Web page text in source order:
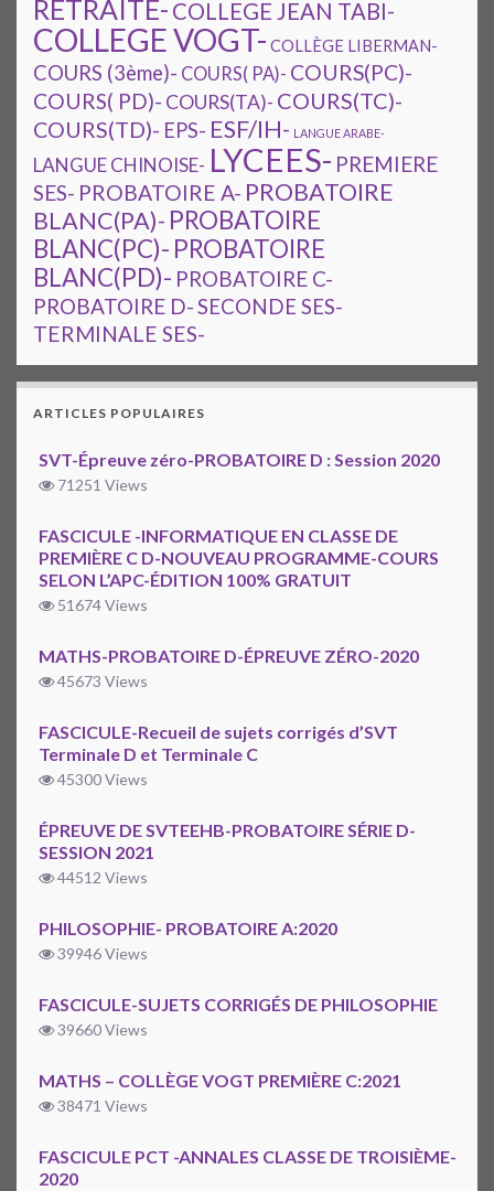
RETRAITE- COLLEGE JEAN TABI-
COLLEGE VOGT- COLLÈGE LIBERMAN-
COURS (3ème)- COURS( PA)- COURS(PC)-
COURS( PD)- COURS(TA)- COURS(TC)-
COURS(TD)- EPS- ESF/IH- LANGUE ARABE-
LANGUE CHINOISE- LYCEES- PREMIERE
SES- PROBATOIRE A- PROBATOIRE
BLANC(PA)- PROBATOIRE
BLANC(PC)- PROBATOIRE
BLANC(PD)- PROBATOIRE C-
PROBATOIRE D-SECONDE SES-
TERMINALE SES-
ARTICLES POPULAIRES
SVT-Épreuve zéro-PROBATOIRE D : Session 2020
71251 Views
FASCICULE -INFORMATIQUE EN CLASSE DE
PREMIÈRE C D-NOUVEAU PROGRAMME-COURS
SELON L’APC-ÉDITION 100% GRATUIT
51674 Views
MATHS-PROBATOIRE D-ÉPREUVE ZÉRO-2020
45673 Views
FASCICULE-Recueil de sujets corrigés d’SVT
Terminale D et Terminale C
45300 Views
ÉPREUVE DE SVTEEHB-PROBATOIRE SÉRIE D-
SESSION 2021
44512 Views
PHILOSOPHIE- PROBATOIRE A:2020
39946 Views
FASCICULE-SUJETS CORRIGÉS DE PHILOSOPHIE
39660 Views
MATHS – COLLÈGE VOGT PREMIÈRE C:2021
38471 Views
FASCICULE PCT -ANNALES CLASSE DE TROISIÈME-
2020